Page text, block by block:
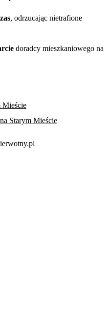
, odrzucając nietrafione
doradcy mieszkaniowego na
Mieście
Starym Mieście